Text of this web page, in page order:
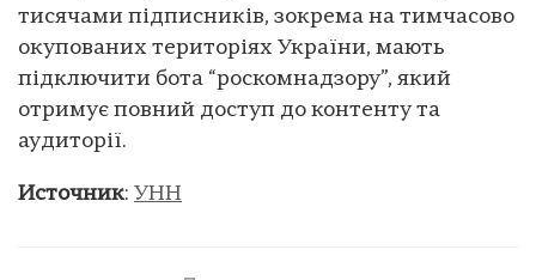
тисячами підписників, зокрема на тимчасово
окупованих територіях України, мають
підключити бота “роскомнадзору”, який
отримує повний доступ до контенту та
аудиторії.
Источник: УНН